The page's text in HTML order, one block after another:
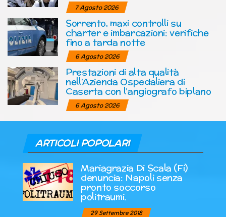
7 Agosto 2026
Sorrento, maxi controlli su
charter e imbarcazioni: verifiche
fino a tarda notte
6 Agosto 2026
Prestazioni di alta qualità
nell’Azienda Ospedaliera di
Caserta con l’angiografo biplano
6 Agosto 2026
ARTICOLI POPOLARI
Mariagrazia Di Scala (Fi)
denuncia: Napoli senza
pronto soccorso
politraumi.
29 Settembre 2018